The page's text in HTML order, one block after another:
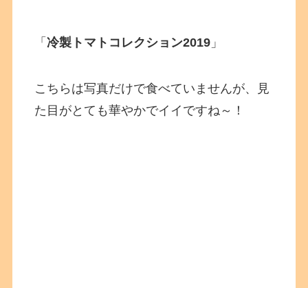
「冷製トマトコレクション2019 」
こちらは写真だけで食べていませんが、見
た目がとても華やかでイイですね～！